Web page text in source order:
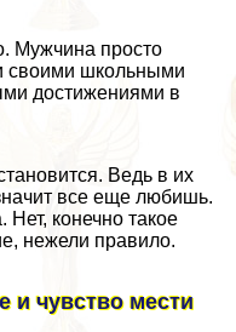
Мужчина просто
своими школьными
достижениями в
Ведь в их
все еще любишь.
конечно такое
нежели правило.
и чувство мести